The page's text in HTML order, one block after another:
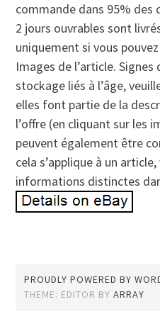
commande dans 95% des
2 jours ouvrables sont
uniquement si vous
Images de l’article.
stockage liés à l’âge,
elles font partie de la
l’offre (en cliquant sur les
peuvent également être
cela s’applique à un
informations distinctes
PROUDLY POWERED BY
THEME: EDITOR BYARRAY